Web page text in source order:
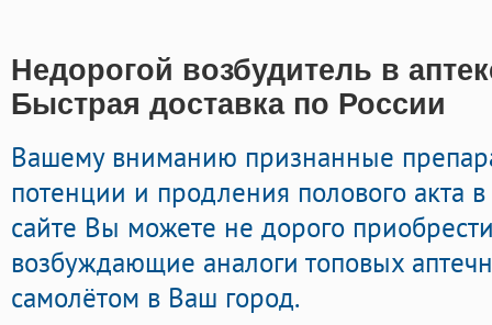
Недорогой возбудитель в
Быстрая доставка по России
Вашему вниманию признанные
потенции и продления полового акта
сайте Вы можете не дорого
возбуждающие аналоги топовых
самолётом в Ваш город.